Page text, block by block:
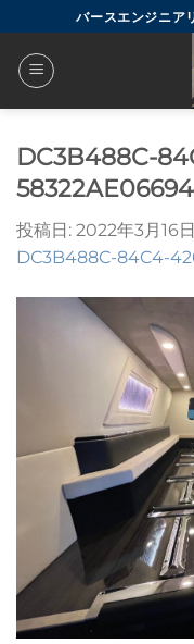
to
content
バースエンジニア
DC3B488C-
58322AE06694
投稿日: 2022年3月16日
DC3B488C-84C4-